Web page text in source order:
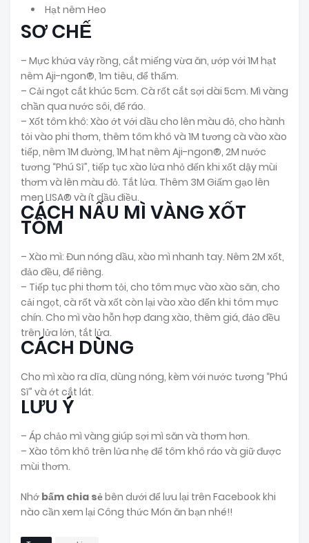
Hạt nêm Heo
SƠ CHẾ
– Mực khứa vảy rồng, cắt miếng vừa ăn, ướp với 1M hạt
nêm Aji-ngon®, 1m tiêu, để thấm.
– Cải ngọt cắt khúc 5cm. Cà rốt cắt sợi dài 5cm. Mì vàng
chần qua nước sôi, để ráo.
– Xốt tôm khô: Xào ớt với dầu cho lên màu đỏ, cho hành
tỏi vào phi thơm, thêm tôm khô và 1M tương cà vào xào
tiếp, nêm 1M đường, 1M hạt nêm Aji-ngon®, 2M nước
tương “Phú Sĩ”, tiếp tục xào lửa nhỏ đến khi xốt dậy mùi
thơm và lên màu đỏ. Tắt lửa. Thêm 3M Giấm gạo lên
men LISA® và ít dầu điều.
CÁCH NẤU MÌ VÀNG XỐT
TÔM
– Xào mì: Đun nóng dầu, xào mì nhanh tay. Nêm 2M xốt,
đảo đều, để riêng.
– Tiếp tục phi thơm tỏi, cho tôm mực vào xào săn, cho
cải ngọt, cà rốt và xốt còn lại vào xào đến khi tôm mực
chín. Cho mì vào hỗn hợp đang xào, thêm giá, đảo đều
trên lửa lớn, tắt lửa.
CÁCH DÙNG
Cho mì xào ra dĩa, dùng nóng, kèm với nước tương “Phú
Sĩ” và ớt cắt lát.
LƯU Ý
– Áp chảo mì vàng giúp sợi mì săn và thơm hơn.
– Xào tôm khô trên lửa nhẹ để tôm khô ráo và giữ được
mùi thơm.
Nhớ bấm chia sẻbên dưới để lưu lại trên Facebook khi
nào cần xem lại Công thức Món ăn bạn nhé!!